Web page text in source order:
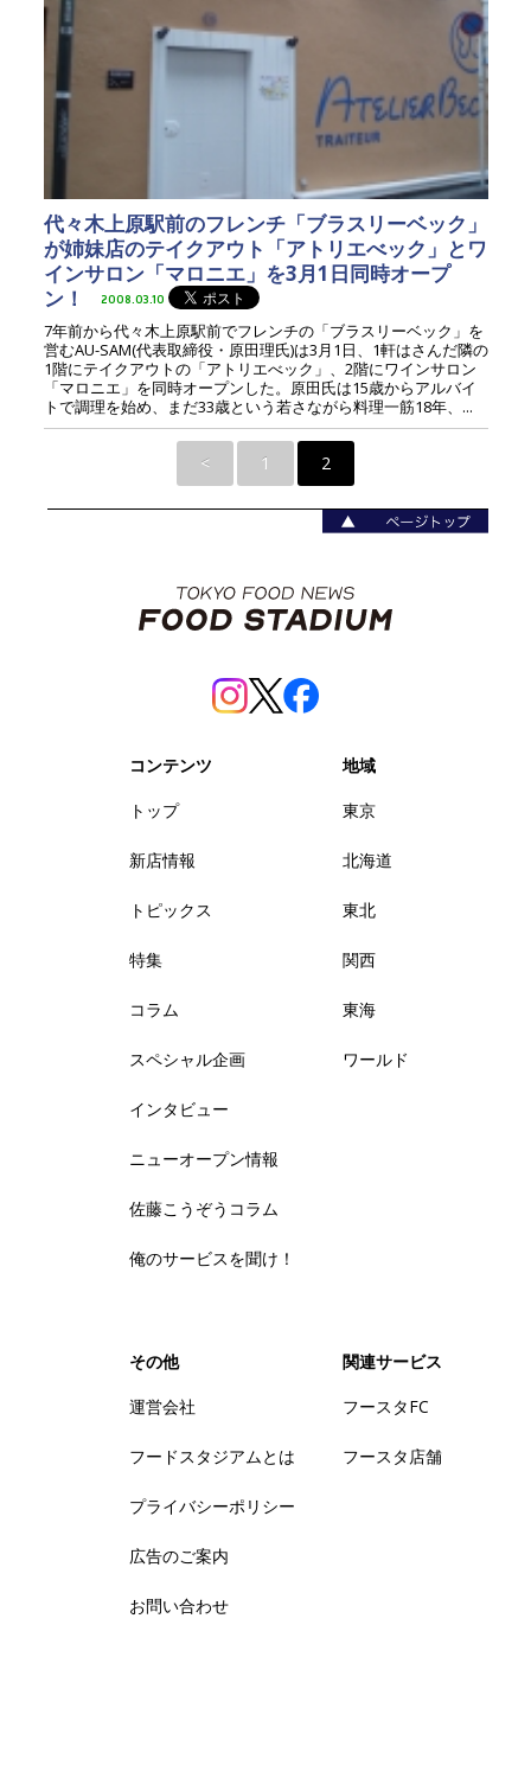
代々木上原駅前のフレンチ「ブラスリーベック」
が姉妹店のテイクアウト「アトリエべック」とワ
インサロン「マロニエ」を3月1日同時オープ
ン！
2008.03.10
7年前から代々木上原駅前でフレンチの「ブラスリーベック」を
営むAU-SAM(代表取締役・原田理氏)は3月1日、1軒はさんだ隣の
1階にテイクアウトの「アトリエべック」、2階にワインサロン
「マロニエ」を同時オープンした。原田氏は15歳からアルバイ
トで調理を始め、まだ33歳という若さながら料理一筋18年、...
< 1 2
コンテンツ
トップ
新店情報
トピックス
特集
コラム
スペシャル企画
インタビュー
ニューオープン情報
佐藤こうぞうコラム
俺のサービスを聞け！
地域
東京
北海道
東北
関西
東海
ワールド
その他
運営会社
フードスタジアムとは
プライバシーポリシー
広告のご案内
お問い合わせ
関連サービス
フースタFC
フースタ店舗